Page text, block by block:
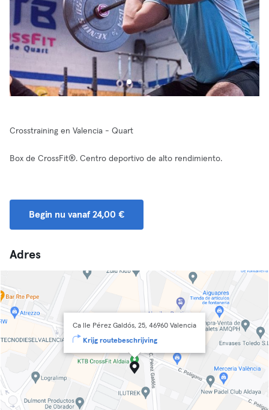
Crosstraining en Valencia - Quart
Box de CrossFit®. Centro deportivo de alto rendimiento.
Begin nu vanaf 24,00 €
Adres
Ca lle Pérez Galdós, 25, 46960 Valencia
Krijg routebeschrijving